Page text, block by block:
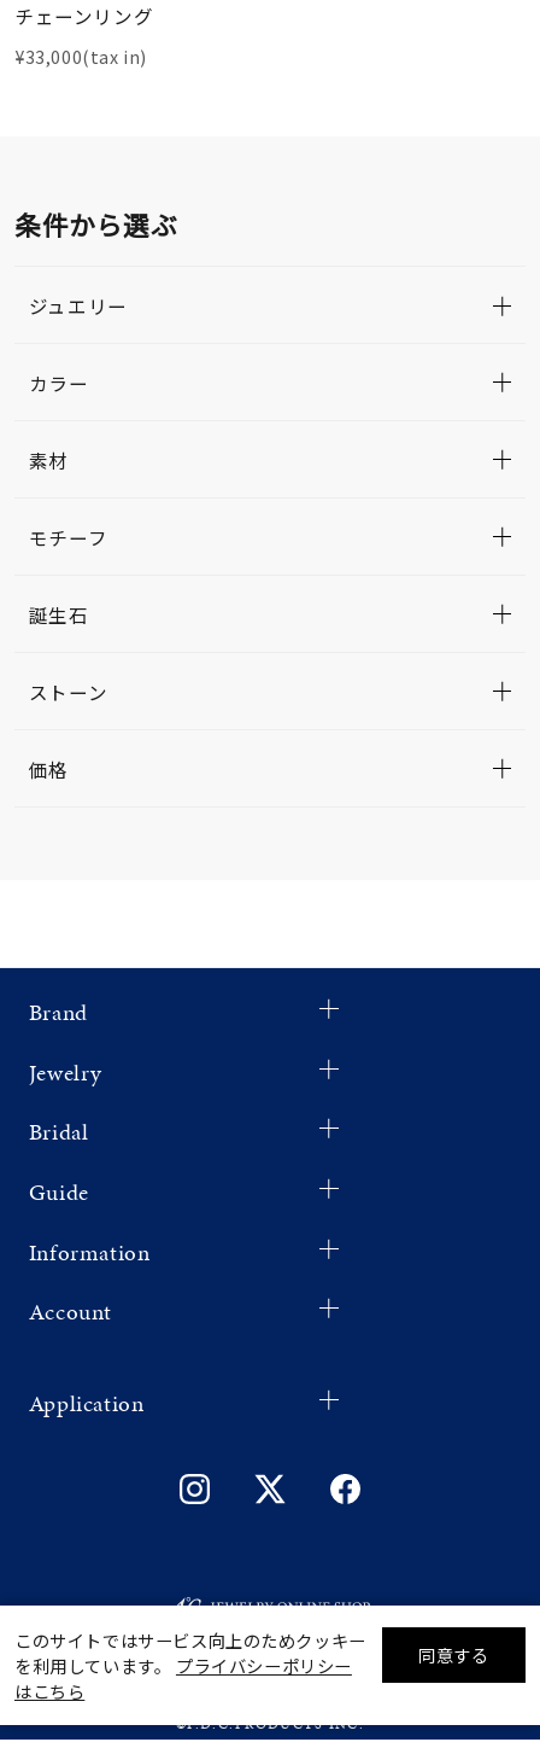
絞り込んで検索する
チェーンリング
¥33,000(tax in)
条件から選ぶ
ジュエリー
カラー
素材
モチーフ
誕生石
ストーン
価格
Brand
Jewelry
Bridal
Guide
Information
Account
Application
©F.D.C.PRODUCTS INC.
このサイトではサービス向上のためクッキー
を利用しています。 プライバシーポリシー
はこちら
同意する